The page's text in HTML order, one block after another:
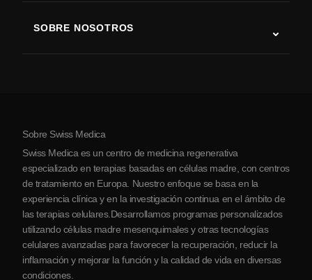
Enfermedad de Parkinson
Artritis
SOBRE NOSOTROS
Sobre Serbia
Colaboraciones
Sobre Swiss Medica
Swiss Medica es un centro de medicina regenerativa
especializado en terapias basadas en células madre, con centros
de tratamiento en Europa. Nuestro enfoque se basa en la
experiencia clínica y en la investigación continua en el ámbito de
las terapias celulares.Desarrollamos programas personalizados
utilizando células madre mesenquimales y otras tecnologías
celulares avanzadas para favorecer la recuperación, reducir la
inflamación y mejorar la función y la calidad de vida en diversas
condiciones.